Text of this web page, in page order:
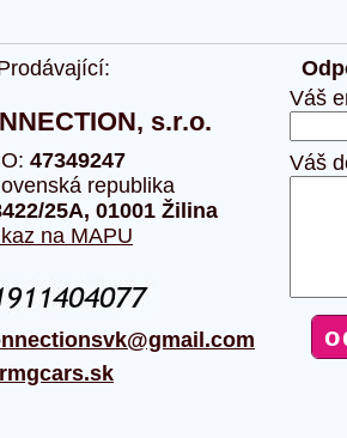
s.r.o.
47349247
republika
25A, 01001 Žilina
na MAPU
Váš
Váš